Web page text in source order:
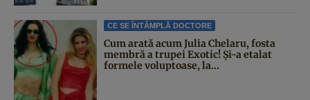
CE SE ÎNTÂMPLĂ DOCTORE
Cum arată acum Julia Chelaru, fosta
membră a trupei Exotic! Și-a etalat
formele voluptoase, la...